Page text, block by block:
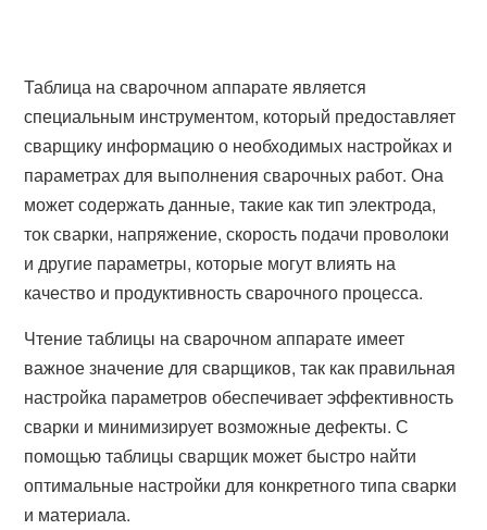
Таблица на сварочном аппарате является
специальным инструментом, который предоставляет
сварщику информацию о необходимых настройках и
параметрах для выполнения сварочных работ. Она
может содержать данные, такие как тип электрода,
ток сварки, напряжение, скорость подачи проволоки
и другие параметры, которые могут влиять на
качество и продуктивность сварочного процесса.
Чтение таблицы на сварочном аппарате имеет
важное значение для сварщиков, так как правильная
настройка параметров обеспечивает эффективность
сварки и минимизирует возможные дефекты. С
помощью таблицы сварщик может быстро найти
оптимальные настройки для конкретного типа сварки
и материала.